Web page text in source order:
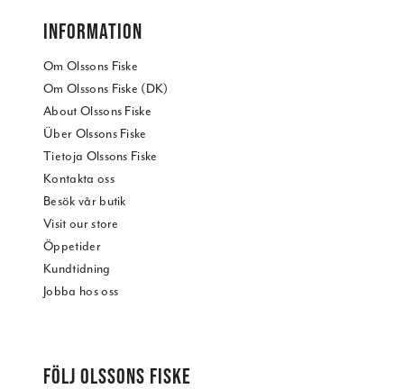
INFORMATION
Om Olssons Fiske
Om Olssons Fiske (DK)
About Olssons Fiske
Über Olssons Fiske
Tietoja Olssons Fiske
Kontakta oss
Besök vår butik
Visit our store
Öppetider
Kundtidning
Jobba hos oss
FÖLJ OLSSONS FISKE